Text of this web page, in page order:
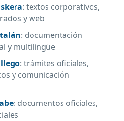
:textos corporativos,
y web
: documentación
y multilingüe
:trámites oficiales,
y comunicación
: documentos oficiales,